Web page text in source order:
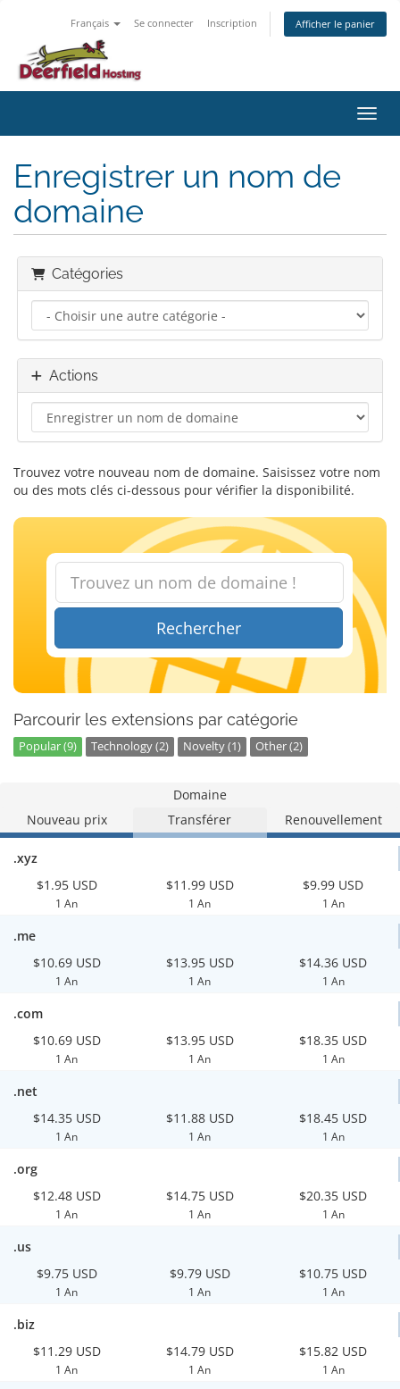
Français Se connecter Inscription Afficher le panier
Enregistrer un nom de
domaine
Catégories
Actions
Trouvez votre nouveau nom de domaine. Saisissez votre nom
ou des mots clés ci-dessous pour vérifier la disponibilité.
Rechercher
Parcourir les extensions par catégorie
Popular (9) Technology (2) Novelty (1) Other (2)
Domaine
Nouveau prix
Transférer Renouvellement
.xyz
$1.95 USD
1 An
$11.99 USD
1 An
$9.99 USD
1 An
.me
$10.69 USD
1 An
$13.95 USD
1 An
$14.36 USD
1 An
.com
$10.69 USD
1 An
$13.95 USD
1 An
$18.35 USD
1 An
.net
$14.35 USD
1 An
$11.88 USD
1 An
$18.45 USD
1 An
.org
$12.48 USD
1 An
$14.75 USD
1 An
$20.35 USD
1 An
.us
$9.75 USD
1 An
$9.79 USD
1 An
$10.75 USD
1 An
.biz
$11.29 USD
1 An
$14.79 USD
1 An
$15.82 USD
1 An